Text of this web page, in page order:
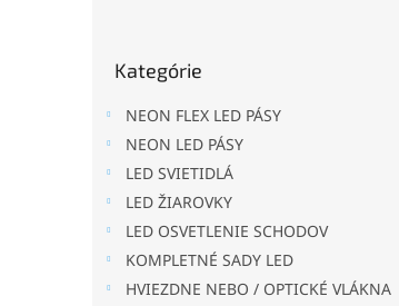
kategórie
Kategórie
NEON FLEX LED PÁSY
NEON LED PÁSY
LED SVIETIDLÁ
LED ŽIAROVKY
LED OSVETLENIE SCHODOV
KOMPLETNÉ SADY LED
HVIEZDNE NEBO / OPTICKÉ VLÁKNA